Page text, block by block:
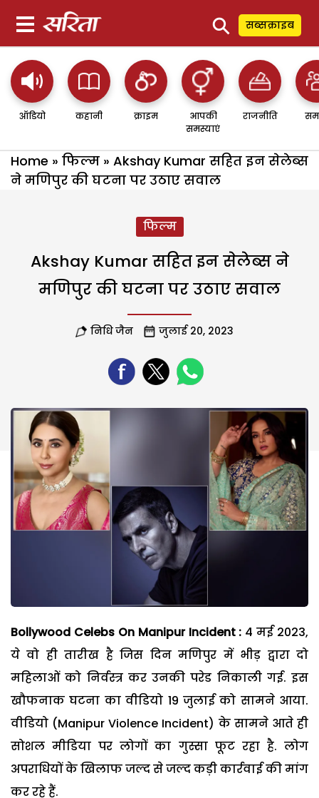
⚲ सब्सक्राइब
ऑडियो कहानी क्राइम
आपकी
समस्याएं
राजनीति
Home » फिल्म » Akshay Kumar सहित इन सेलेब्स
ने मणिपुर की घटना पर उठाए सवाल
फिल्म
Akshay Kumar सहित इन सेलेब्स ने
मणिपुर की घटना पर उठाए सवाल
निधि जैन जुलाई 20, 2023
Bollywood Celebs On Manipur Incident : 4 मई 2023,
ये वो ही तारीख है जिस दिन मणिपुर में भीड़ द्वारा दो
महिलाओं को निर्वस्त्र कर उनकी परेड निकाली गई. इस
खौफनाक घटना का वीडियो 19 जुलाई को सामने आया.
वीडियो (Manipur Violence Incident) के सामने आते ही
सोशल मीडिया पर लोगों का गुस्सा फूट रहा है. लोग
अपराधियों के खिलाफ जल्द से जल्द कड़ी कार्रवाई की मांग
कर रहे हैं.